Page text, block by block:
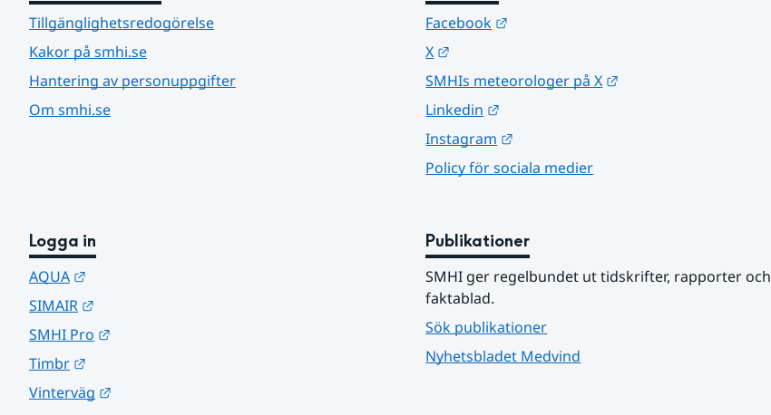
Tillgänglighetsredogörelse
Kakor på smhi.se
Hantering av personuppgifter
Om smhi.se
Facebook
X
SMHIs meteorologer på X
Linkedin
Instagram
Policy för sociala medier
Logga in
AQUA
SIMAIR
SMHI Pro
Timbr
Vinterväg
Publikationer
SMHI ger regelbundet ut tidskrifter, rapporter och
faktablad.
Sök publikationer
Nyhetsbladet Medvind